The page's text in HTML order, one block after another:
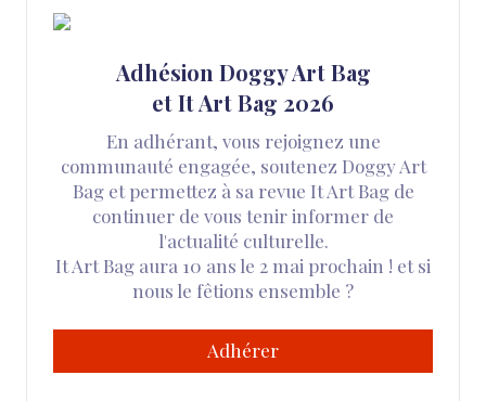
Adhésion Doggy Art Bag
et It Art Bag 2026
En adhérant, vous rejoignez une
communauté engagée, soutenez Doggy Art
Bag et permettez à sa revue It Art Bag de
continuer de vous tenir informer de
l'actualité culturelle.
It Art Bag aura 10 ans le 2 mai prochain ! et si
nous le fêtions ensemble ?
Adhérer